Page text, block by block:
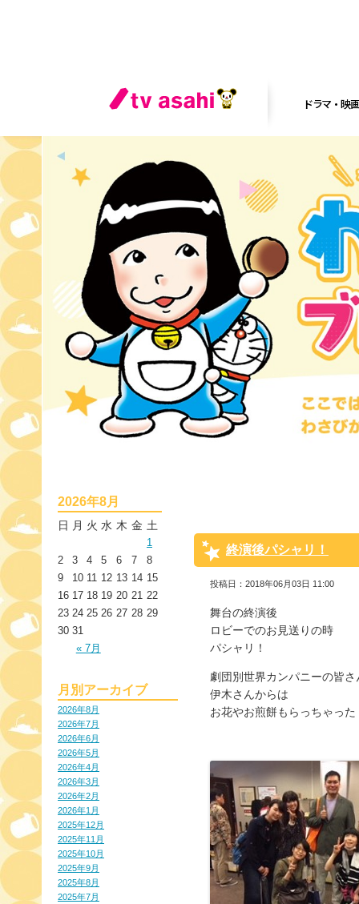
ドラマ・映画
2026年8月
日 月 火 水 木 金 土
1
2
3 4 5 6 7
8
9
10 11 12 13 14 15
16 17 18 19 20 21 22
23 24 25 26 27 28 29
30 31
« 7月
月別アーカイブ
2026年8月
2026年7月
2026年6月
2026年5月
2026年4月
2026年3月
2026年2月
2026年1月
2025年12月
2025年11月
2025年10月
2025年9月
2025年8月
2025年7月
終演後パシャリ！
投稿日：2018年06月03日 11:00
舞台の終演後
ロビーでのお見送りの時
パシャリ！
劇団別世界カンパニーの皆さ
伊木さんからは
お花やお煎餅もらっちゃった